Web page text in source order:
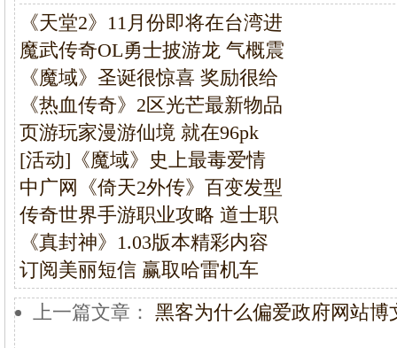
《天堂2》11月份即将在台湾进
魔武传奇OL勇士披游龙 气概震
《魔域》圣诞很惊喜 奖励很给
《热血传奇》2区光芒最新物品
页游玩家漫游仙境 就在96pk
[活动]《魔域》史上最毒爱情
中广网《倚天2外传》百变发型
传奇世界手游职业攻略 道士职
《真封神》1.03版本精彩内容
订阅美丽短信 赢取哈雷机车
上一篇文章： 黑客为什么偏爱政府网站博